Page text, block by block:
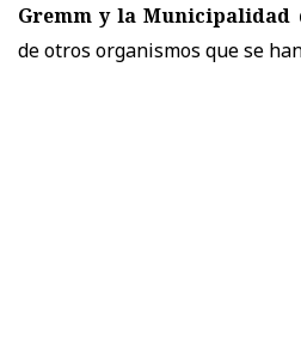
Gremm y la Municipalidad
de otros organismos que se